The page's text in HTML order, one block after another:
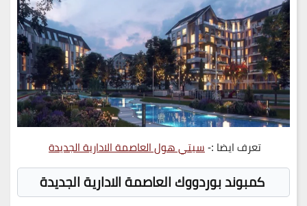
تعرف ايضا :-سيتي هول العاصمة الادارية الجديدة
كمبوند بوردووك العاصمة الادارية الجديدة